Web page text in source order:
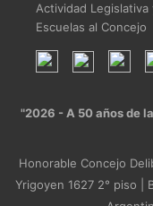
Actividad
Escuelas al Concejo
"2026 - A 50 años de
Honorable Concejo
Yrigoyen 1627 2° piso |